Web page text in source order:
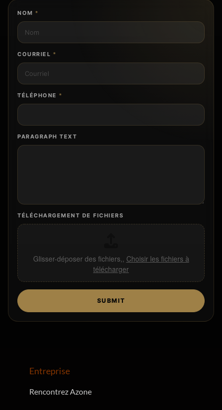
NOM
COURRIEL
TÉLÉPHONE
PARAGRAPH TEXT
TÉLÉCHARGEMENT DE FICHIERS
Glisser-déposer des fichiers,,Choisir les fichiers à
télécharger
SUBMIT
Entreprise
Rencontrez Azone